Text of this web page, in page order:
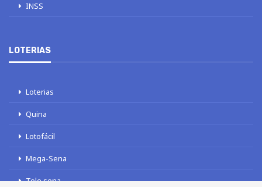
INSS
LOTERIAS
Loterias
Quina
Lotofácil
Mega-Sena
Tele sena